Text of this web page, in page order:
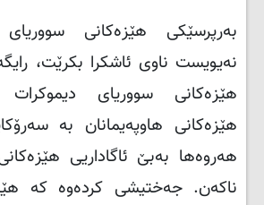
بەرپرسێکی هێزەکانی
نەیویست ناوی ئاشکرا بکرێت،
هێزەکانی سووریای
هێزەکانی هاوپەیمانان بە
هەروەها بەبێ ئاگاداریی
ناکەن. جەختیشی کردەوە کە